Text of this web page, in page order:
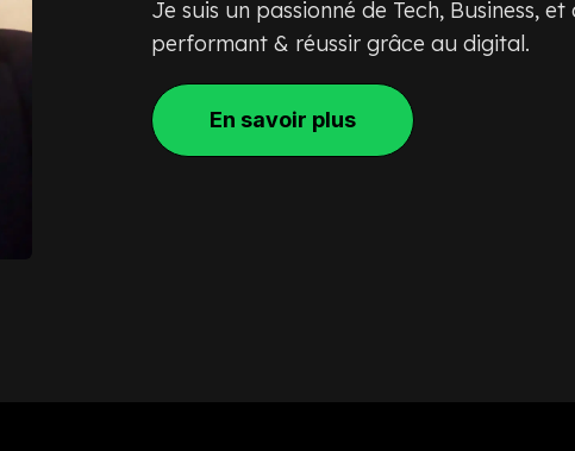
Je suis un passionné de Tech, Business,
performant & réussir grâce au digital.
En savoir plus